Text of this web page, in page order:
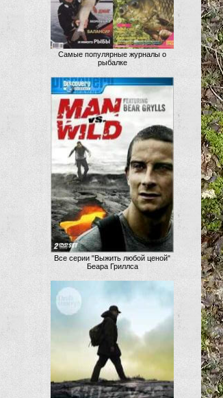
Самые популярные журналы о
рыбалке
Все серии "Выжить любой ценой"
Беара Гриллса